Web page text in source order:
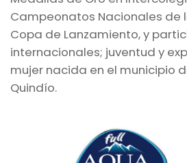
Campeonatos Nacionales de
Copa de Lanzamiento, y
internacionales; juventud y
mujer nacida en el municipio
Quindío.